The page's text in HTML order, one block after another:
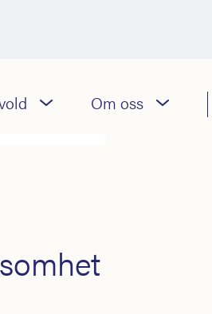
Om oss
48 03 80